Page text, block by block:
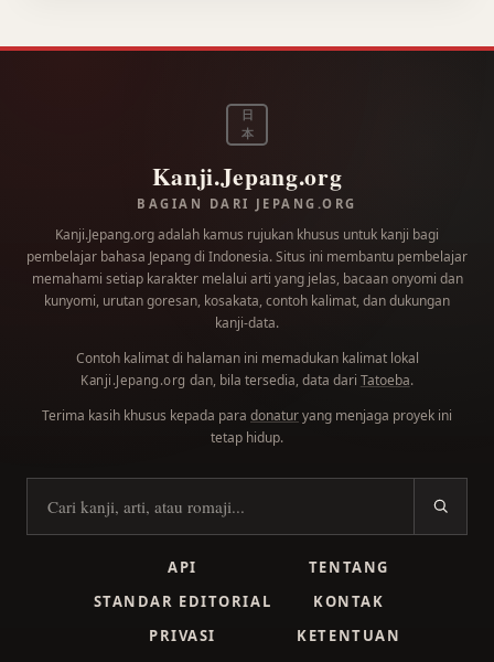
日
本
Kanji.Jepang.org
BAGIAN DARI JEPANG.ORG
Kanji.Jepang.org adalah kamus rujukan khusus untuk kanji bagi
pembelajar bahasa Jepang di Indonesia. Situs ini membantu pembelajar
memahami setiap karakter melalui arti yang jelas, bacaan onyomi dan
kunyomi, urutan goresan, kosakata, contoh kalimat, dan dukungan
kanji-data.
Contoh kalimat di halaman ini memadukan kalimat lokal
Kanji.Jepang.org dan, bila tersedia, data dari Tatoeba.
Terima kasih khusus kepada para donaturyang menjaga proyek ini
tetap hidup.
Cari kanji
API
TENTANG
STANDAR EDITORIAL
KONTAK
PRIVASI
KETENTUAN